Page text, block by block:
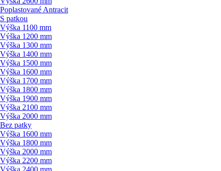
Poplastované Antracit
S patkou
Výška 1100 mm
Výška 1200 mm
Výška 1300 mm
Výška 1400 mm
Výška 1500 mm
Výška 1600 mm
Výška 1700 mm
Výška 1800 mm
Výška 1900 mm
Výška 2100 mm
Výška 2000 mm
Bez patky
Výška 1600 mm
Výška 1800 mm
Výška 2000 mm
Výška 2200 mm
Výška 2400 mm